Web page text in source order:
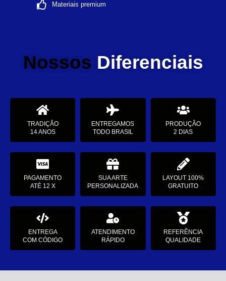
Materiais premium
Nossos Diferenciais
TRADIÇÃO
14 ANOS
ENTREGAMOS
TODO BRASIL
PRODUÇÃO
2 DIAS
PAGAMENTO
ATÉ 12 X
SUA ARTE
PERSONALIZADA
LAYOUT 100%
GRATUITO
ENTREGA
COM CÓDIGO
ATENDIMENTO
RÁPIDO
REFERÊNCIA
QUALIDADE